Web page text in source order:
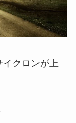
クロンが上